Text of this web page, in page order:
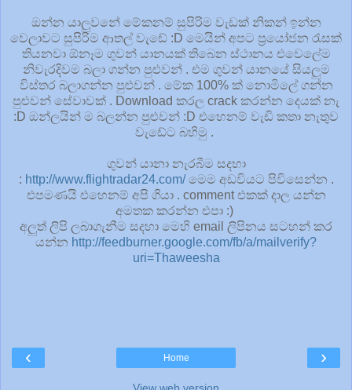
ඔන්න යාලුවනේ මේකනම් සුපිරිම වැඩක් නිකන් ඉන්න
වෙලාවට සුපිරිම ආතල් වැඩේ :D මෙයින් අපට ප්‍රයෝජන රැසක්
තියනවා ඕනෑම ගුවන් යානයක් තිබෙන ස්ථානය එවෙලේම
නිවැරදිවම බලා ගන්න පුළුවන් . එම ගුවන් යානයේ සියලුම
විස්තර බලාගන්න පුළුවන් . මේක 100% ක් නොමිලේ ගන්න
පුළුවන් සේවාවක් . Download කරල crack කරන්න දෙයක් නැ
:D ඔන්ලයින් ම බලන්න පුළුවන් :D එහෙනම් වැඩි කතා නැතුව
වැඩේට බහිමු .
ගුවන් යානා නැරබීම සදහා
: http://www.flightradar24.com/මෙම අඩවියට පිවිසෙන්න .
එපමණයි එහෙනම් අපි ගියා . comment එකක් දාල යන්න
අමතක කරන්න එපා :)
අලුත් ලිපි ලබාගැනීම සදහා මෙහි email ලිපිනය සටහන් කර
යන්න http://feedburner.google.com/fb/a/mailverify?
uri=Thaweesha
‹ ›
Home